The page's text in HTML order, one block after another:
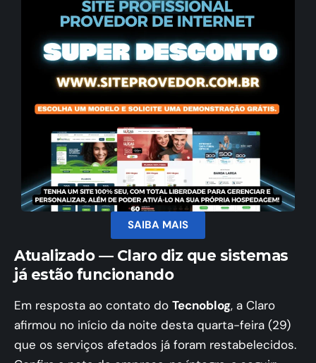
SAIBA MAIS
Atualizado — Claro diz que sistemas
já estão funcionando
Em resposta ao contato do Tecnoblog, a Claro
afirmou no início da noite desta quarta-feira (29)
que os serviços afetados já foram restabelecidos.